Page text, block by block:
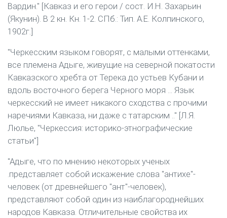
Вардин." [Кавказ и его герои / сост. И.Н. Захарьин
(Якунин). В 2 кн. Кн. 1-2. СПб.: Тип. А.Е. Колпинского,
1902г.]
"Черкесским языком говорят, с малыми оттенками,
все племена Адыге, живущие на северной покатости
Кавказского хребта от Терека до устьев Кубани и
вдоль восточного берега Черного моря ... Язык
черкесский не имеет никакого сходства с прочими
наречиями Кавказа, ни даже с татарским .." [Л.Я.
Люлье, "Черкессия: историко-этнографические
статьи"]
"Адыге, что по мнению некоторых ученых
.представляет собой искажение слова "антихе"-
человек (от древнейшего "ант"-человек),
представляют собой один из наиблагороднейших
народов Кавказа. Отличительные свойства их